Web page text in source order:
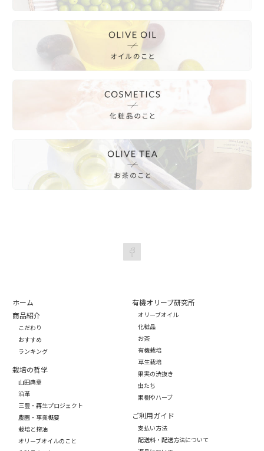
ホーム
商品紹介
こだわり
おすすめ
ランキング
栽培の哲学
山田典章
沿革
三豊・再生プロジェクト
農園・事業概要
栽培と搾油
オリーブオイルのこと
有機オリーブ研究所
オリーブオイル
化粧品
お茶
有機栽培
草生栽培
果実の渋抜き
虫たち
果樹やハーブ
ご利用ガイド
支払い方法
配送料・配送方法について